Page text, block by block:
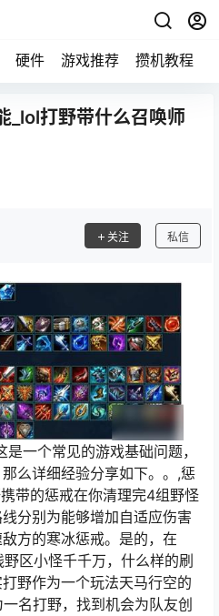
硬件 游戏推荐 攒机教程
_lol打野带什么召唤师
关注 私信
一个常见的游戏基础问题，
么详细经验分享如下。。,惩
带的惩戒在你清理完4组野怪
分别为能够增加自适应伤害
方的寒冰惩戒。是的，在
区小怪千千万，什么样的刷
野作为一个玩法天马行空的
名打野，找到机会为队友创